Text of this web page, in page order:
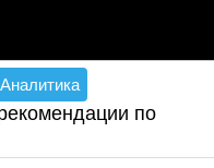
Аналитика
по